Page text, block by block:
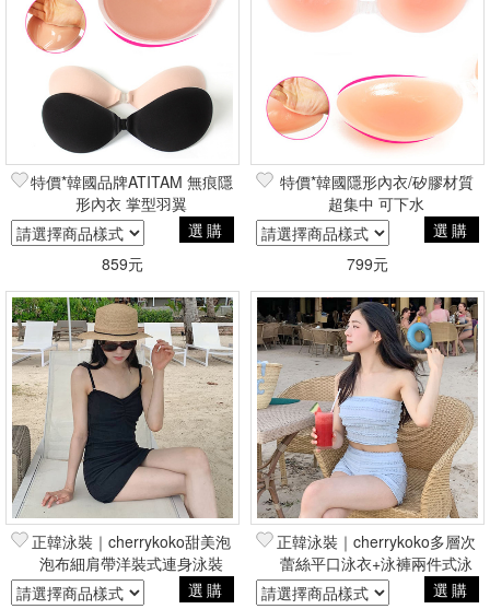
特價*韓國品牌ATITAM 無痕隱
形內衣 掌型羽翼
選購
859元
特價*韓國隱形內衣/矽膠材質
超集中 可下水
選購
799元
正韓泳裝｜cherrykoko甜美泡
泡布細肩帶洋裝式連身泳裝
選購
正韓泳裝｜cherrykoko多層次
蕾絲平口泳衣+泳褲兩件式泳
裝
選購